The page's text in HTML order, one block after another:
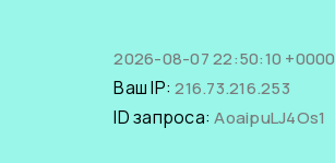
2026-08-07 22:50:10 +0000
Ваш IP:216.73.216.253
ID запроса:AoaipuLJ4Os1